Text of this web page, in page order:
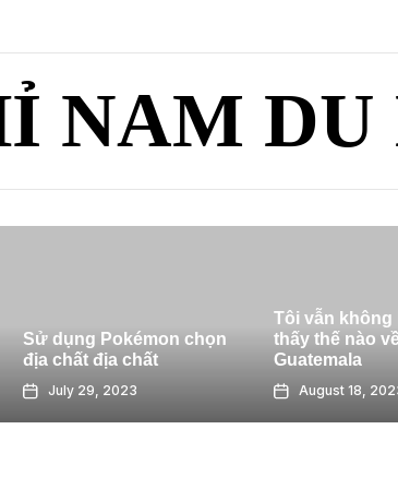
NAM
Tôi vẫn không biết tôi cảm
thấy thế nào về Antigua,
Guatemala
August 18, 2023
9 cách để
du lịch –
sống du
August